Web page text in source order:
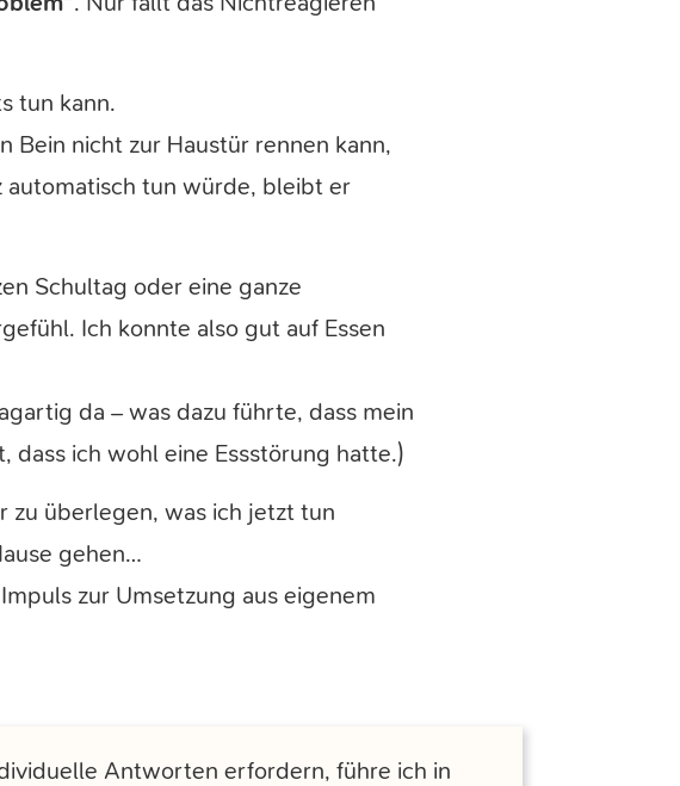
tun kann.
Bein nicht zur Haustür rennen kann,
automatisch tun würde, bleibt er
Schultag oder eine ganze
Ich konnte also gut auf Essen
da – was dazu führte, dass mein
dass ich wohl eine Essstörung hatte.)
zu überlegen, was ich jetzt tun
gehen…
zur Umsetzung aus eigenem
Antworten erfordern, führe ich in